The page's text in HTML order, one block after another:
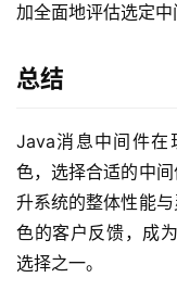
加全面地评估选定中
总结
Java消息中间件在
色，选择合适的中
升系统的整体性能
色的客户反馈，成
选择之一。